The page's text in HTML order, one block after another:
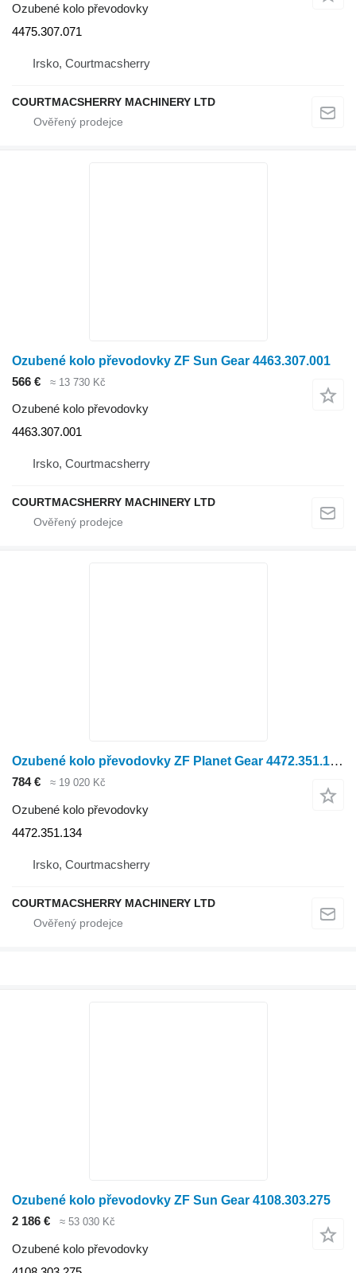
Ozubené kolo převodovky
4475.307.071
Irsko, Courtmacsherry
COURTMACSHERRY MACHINERY LTD
Ozubené kolo převodovky ZF Sun Gear 4463.307.001
566 €
≈ 13 730 Kč
Ozubené kolo převodovky
4463.307.001
Irsko, Courtmacsherry
COURTMACSHERRY MACHINERY LTD
Ozubené kolo převodovky ZF Planet Gear 4472.351.134 pro kolového traktoru
784 € ≈ 19 020 Kč
Ozubené kolo převodovky
4472.351.134
Irsko, Courtmacsherry
COURTMACSHERRY MACHINERY LTD
Ozubené kolo převodovky ZF Sun Gear 4108.303.275
2 186 €
≈ 53 030 Kč
Ozubené kolo převodovky